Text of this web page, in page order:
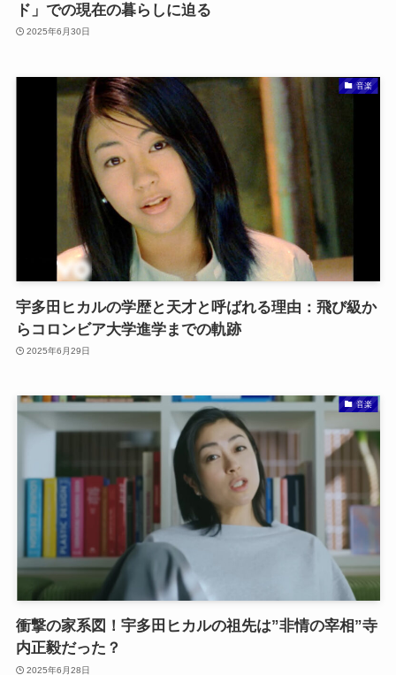
ド」での現在の暮らしに迫る
2025年6月30日
音楽
宇多田ヒカルの学歴と天才と呼ばれる理由：飛び級か
らコロンビア大学進学までの軌跡
2025年6月29日
音楽
衝撃の家系図！宇多田ヒカルの祖先は”非情の宰相”寺
内正毅だった？
2025年6月28日